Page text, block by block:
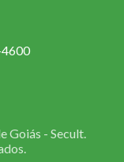
4600
Goiás - Secult.